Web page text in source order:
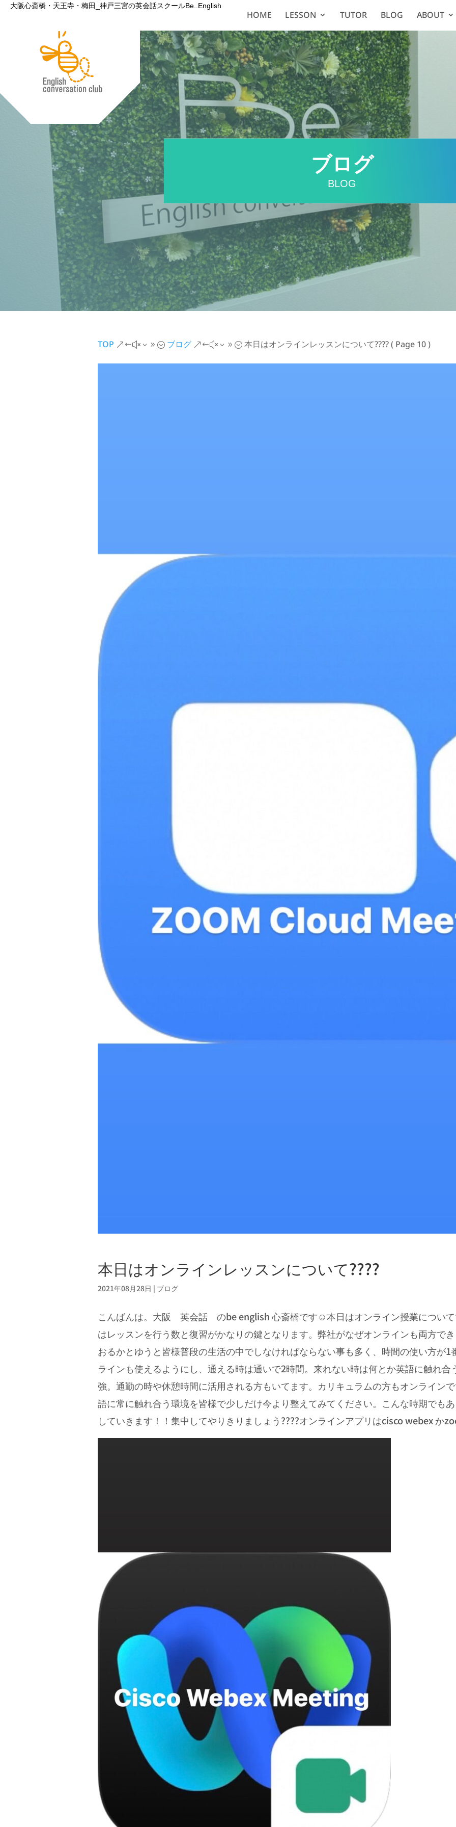
大阪心斎橋・天王寺・梅田_神戸三宮の英会話スクールBe..English
HOME LESSON TUTOR BLOG ABOUT
ブログ
BLOG
TOP &#x39; ブログ &#x39; 本日はオンラインレッスンについて????( Page 10 )
本日はオンラインレッスンについて????
2021年08月28日 | ブログ
こんばんは。大阪 英会話 のbe english 心斎橋です☺️本日はオンライン授業について
はレッスンを行う数と復習がかなりの鍵となります。弊社がなぜオンラインも両方で
おるかとゆうと皆様普段の生活の中でしなければならない事も多く、時間の使い方が
ラインも使えるようにし、通える時は通いで2時間。来れない時は何とか英語に触れ
強。通勤の時や休憩時間に活用される方もいてます。カリキュラムの方もオンライン
語に常に触れ合う環境を皆様で少しだけ今より整えてみてください。こんな時期でも
していきます！！集中してやりきりましょう????オンラインアプリはcisco webex か